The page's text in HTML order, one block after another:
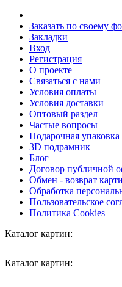
Заказать по своему
Закладки
Вход
Регистрация
О проекте
Связаться с нами
Условия оплаты
Условия доставки
Оптовый раздел
Частые вопросы
Подарочная упаковка
3D подрамник
Блог
Договор публичной
Обмен - возврат
Обработка
Пользовательское
Политика Cookies
Каталог картин:
Каталог картин: